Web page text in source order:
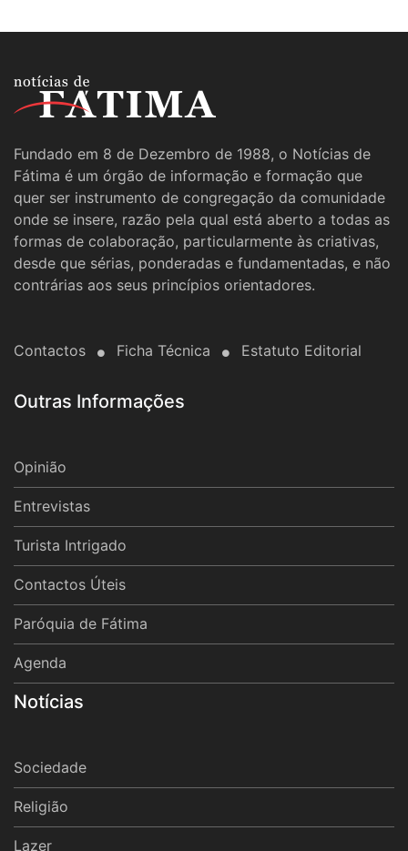
Fundado em 8 de Dezembro de 1988, o Notícias de
Fátima é um órgão de informação e formação que
quer ser instrumento de congregação da comunidade
onde se insere, razão pela qual está aberto a todas as
formas de colaboração, particularmente às criativas,
desde que sérias, ponderadas e fundamentadas, e não
contrárias aos seus princípios orientadores.
Contactos Ficha Técnica Estatuto Editorial
Outras Informações
Opinião
Entrevistas
Turista Intrigado
Contactos Úteis
Paróquia de Fátima
Agenda
Notícias
Sociedade
Religião
Lazer